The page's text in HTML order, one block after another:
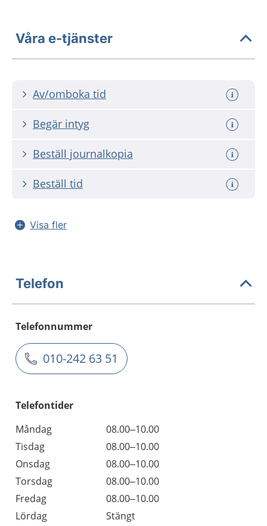
Våra e-tjänster
Av/omboka tid
Begär intyg
Beställ journalkopia
Beställ tid
Visa fler
Telefon
Telefonnummer
010-242 63 51
Telefontider
Måndag
08.00–10.00
Tisdag
08.00–10.00
Onsdag
08.00–10.00
Torsdag
08.00–10.00
Fredag
08.00–10.00
Lördag
Stängt